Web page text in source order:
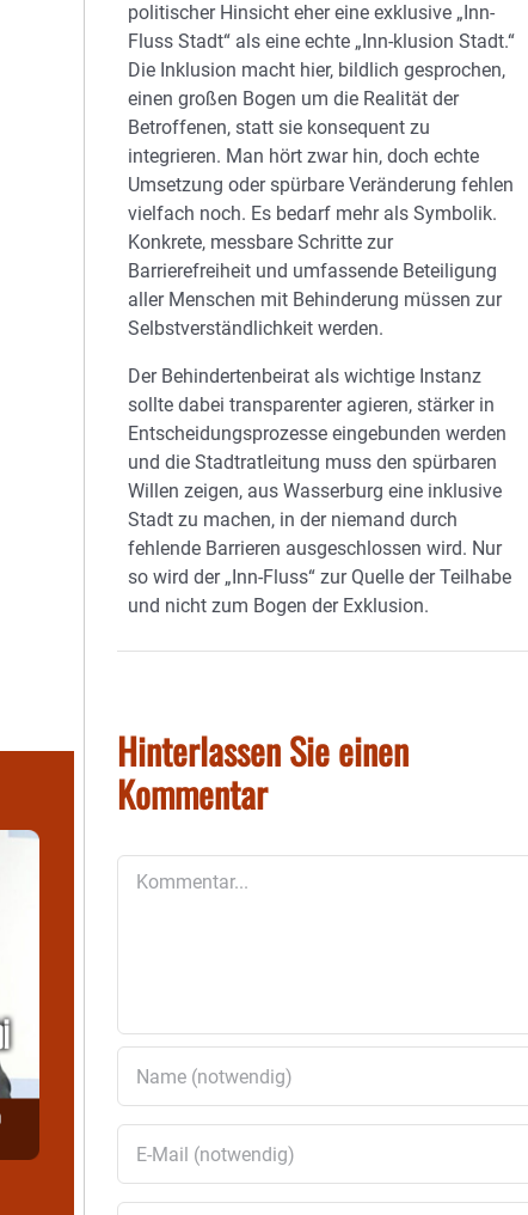
politischer Hinsicht eher eine exklusive „Inn-
Fluss Stadt“ als eine echte „Inn-klusion Stadt.“
Die Inklusion macht hier, bildlich gesprochen,
einen großen Bogen um die Realität der
Betroffenen, statt sie konsequent zu
integrieren. Man hört zwar hin, doch echte
Umsetzung oder spürbare Veränderung fehlen
vielfach noch. Es bedarf mehr als Symbolik.
Konkrete, messbare Schritte zur
Barrierefreiheit und umfassende Beteiligung
aller Menschen mit Behinderung müssen zur
Selbstverständlichkeit werden.
Der Behindertenbeirat als wichtige Instanz
sollte dabei transparenter agieren, stärker in
Entscheidungsprozesse eingebunden werden
und die Stadtratleitung muss den spürbaren
Willen zeigen, aus Wasserburg eine inklusive
Stadt zu machen, in der niemand durch
fehlende Barrieren ausgeschlossen wird. Nur
so wird der „Inn-Fluss“ zur Quelle der Teilhabe
und nicht zum Bogen der Exklusion.
Hinterlassen Sie einen
Kommentar